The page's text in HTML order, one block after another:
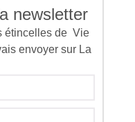
newsletter
étincelles de Vie
envoyer sur La